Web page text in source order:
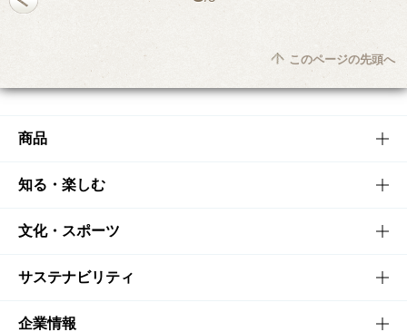
このページの先頭へ
商品
商品TOP
商品一覧
商品発売情報
栄養成分一覧
知る・楽しむ
知る・楽しむTOP
キャンペーン
工場見学
文化・スポーツ
文化・スポーツTOP
サントリーホール
サステナビリティ
サステナビリティTOP
企業情報